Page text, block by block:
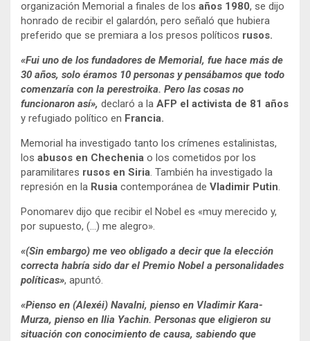
organización Memorial a finales de los años 1980, se dijo
honrado de recibir el galardón, pero señaló que hubiera
preferido que se premiara a los presos políticos rusos.
«Fui uno de los fundadores de Memorial, fue hace más de
30 años, solo éramos 10 personas y pensábamos que todo
comenzaría con la perestroika. Pero las cosas no
funcionaron así», declaró a la AFP el activista de 81 años
y refugiado político en Francia.
Memorial ha investigado tanto los crímenes estalinistas,
los abusos en Chechenia o los cometidos por los
paramilitares rusos en Siria . También ha investigado la
represión en la Rusia contemporánea de Vladimir Putin
Ponomarev dijo que recibir el Nobel es «muy merecido y,
por supuesto, (…) me alegro».
«(Sin embargo) me veo obligado a decir que la elección
correcta habría sido dar el Premio Nobel a personalidades
políticas», apuntó.
«Pienso en (Alexéi) Navalni, pienso en Vladimir Kara-
Murza, pienso en Ilia Yachin. Personas que eligieron su
situación con conocimiento de causa, sabiendo que